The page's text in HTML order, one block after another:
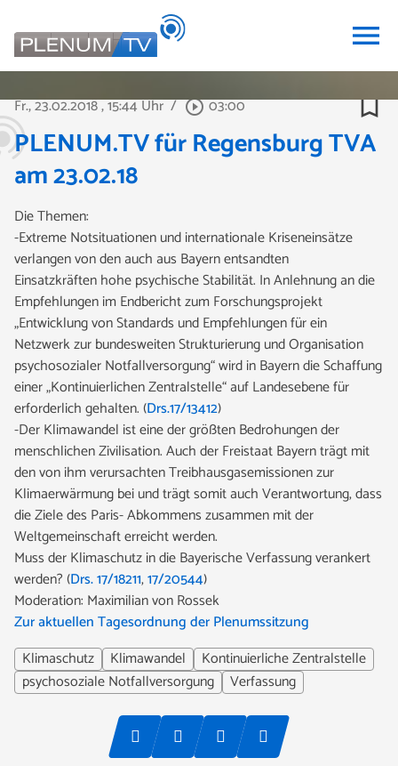
menu
Fr., 23.02.2018, 15:44 Uhr / play_circle_outline03:00 bookmark_border
PLENUM.TV für Regensburg TVA
am 23.02.18
Die Themen:
-Extreme Notsituationen und internationale Kriseneinsätze
verlangen von den auch aus Bayern entsandten
Einsatzkräften hohe psychische Stabilität. In Anlehnung an die
Empfehlungen im Endbericht zum Forschungsprojekt
„Entwicklung von Standards und Empfehlungen für ein
Netzwerk zur bundesweiten Strukturierung und Organisation
psychosozialer Notfallversorgung“ wird in Bayern die Schaffung
einer „Kontinuierlichen Zentralstelle“ auf Landesebene für
erforderlich gehalten. (Drs.17/13412)
-Der Klimawandel ist eine der größten Bedrohungen der
menschlichen Zivilisation. Auch der Freistaat Bayern trägt mit
den von ihm verursachten Treibhausgasemissionen zur
Klimaerwärmung bei und trägt somit auch Verantwortung, dass
die Ziele des Paris- Abkommens zusammen mit der
Weltgemeinschaft erreicht werden.
Muss der Klimaschutz in die Bayerische Verfassung verankert
werden? (Drs. 17/18211,17/20544)
Moderation: Maximilian von Rossek
Zur aktuellen Tagesordnung der Plenumssitzung
Klimaschutz
Klimawandel
Kontinuierliche Zentralstelle
psychosoziale Notfallversorgung
Verfassung